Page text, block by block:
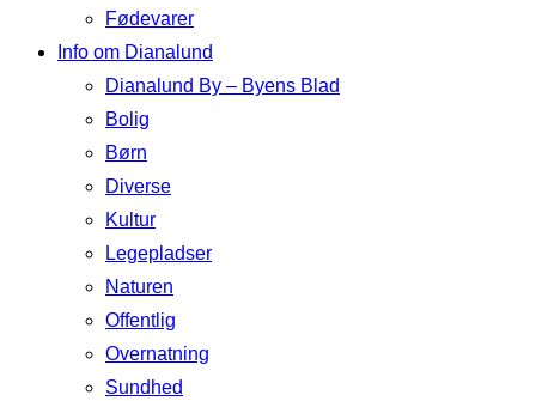
Fødevarer
Info om Dianalund
Dianalund By – Byens Blad
Bolig
Børn
Diverse
Kultur
Legepladser
Naturen
Offentlig
Overnatning
Sundhed